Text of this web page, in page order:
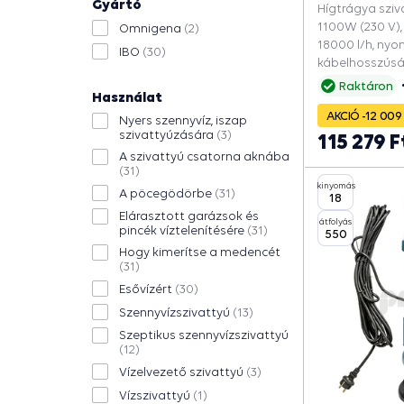
Gyártó
Omnigena (2)
IBO (30)
Használat
Nyers szennyvíz, iszap
szivattyúzására (3)
A szivattyú csatorna aknába
(31)
A pöcegödörbe (31)
Elárasztott garázsok és
pincék víztelenítésére (31)
Hogy kimerítse a medencét
(31)
Esővízért (30)
Szennyvízszivattyú (13)
Szeptikus szennyvízszivattyú
(12)
Vízelvezető szivattyú (3)
Vízszivattyú (1)
Raktáron
Hígtrágya
1100W (230
18000 l/h,
csatorna
medencét,
AKCIÓ -12 009
115 279
kinyomás
18
átfolyás
550